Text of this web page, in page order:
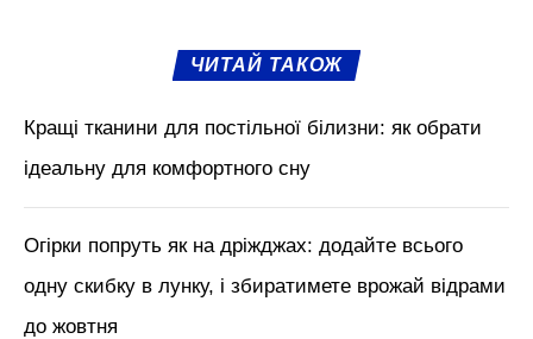
ЧИТАЙ ТАКОЖ
Кращі тканини для постільної білизни: як обрати
ідеальну для комфортного сну
Огірки попруть як на дріжджах: додайте всього
одну скибку в лунку, і збиратимете врожай відрами
до жовтня